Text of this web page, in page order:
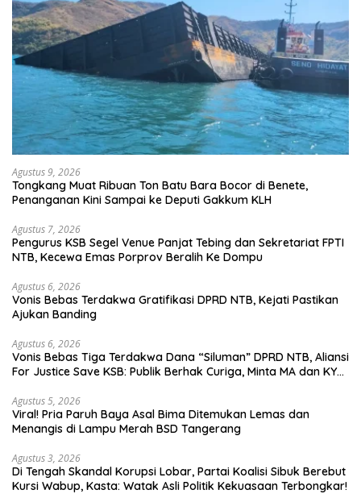
Agustus 9, 2026
Tongkang Muat Ribuan Ton Batu Bara Bocor di Benete,
Penanganan Kini Sampai ke Deputi Gakkum KLH
Agustus 7, 2026
Pengurus KSB Segel Venue Panjat Tebing dan Sekretariat FPTI
NTB, Kecewa Emas Porprov Beralih Ke Dompu
Agustus 6, 2026
Vonis Bebas Terdakwa Gratifikasi DPRD NTB, Kejati Pastikan
Ajukan Banding
Agustus 6, 2026
Vonis Bebas Tiga Terdakwa Dana “Siluman” DPRD NTB, Aliansi
For Justice Save KSB: Publik Berhak Curiga, Minta MA dan KY
Agustus 5, 2026
Viral! Pria Paruh Baya Asal Bima Ditemukan Lemas dan
Menangis di Lampu Merah BSD Tangerang
Agustus 3, 2026
Di Tengah Skandal Korupsi Lobar, Partai Koalisi Sibuk Berebut
Kursi Wabup, Kasta: Watak Asli Politik Kekuasaan Terbongkar!